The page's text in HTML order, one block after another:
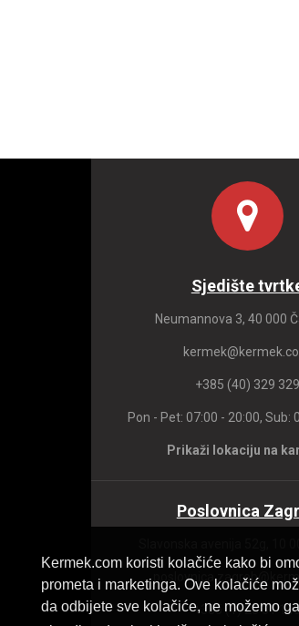
Kermek.com koristi kolačiće kako bi
prometa i marketinga. Ove kolačiće
da odbijete sve kolačiće, ne možemo
Sjedište
Neumannova 3, 40 000
+385 (40) 329 329
Pon - Pet: 07:00 - 20:00, Sub:
Prikaži lokaciju na
Poslovnica
+385 (1) 23 31